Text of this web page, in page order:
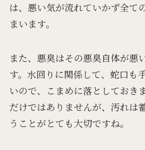
は、悪い気が流れていかず全て
まいます。
また、悪臭はその悪臭自体が悪
す。水回りに関係して、蛇口も
いので、こまめに落としておき
だけではありませんが、汚れは
うことがとても大切ですね。